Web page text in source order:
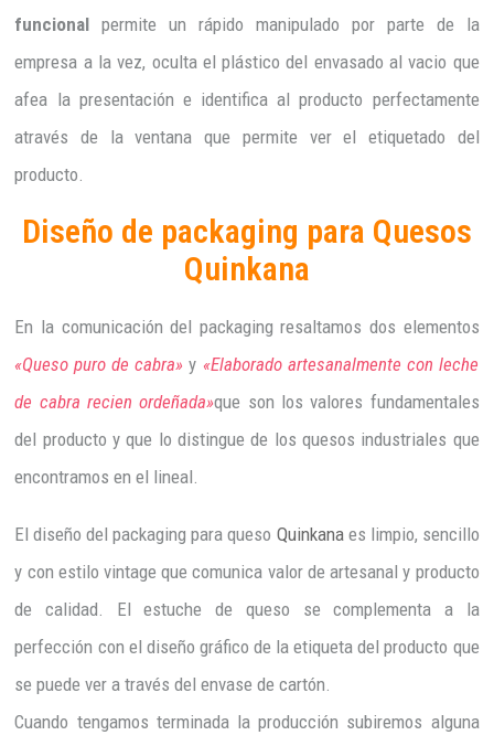
funcional permite un rápido manipulado por parte de la
empresa a la vez, oculta el plástico del envasado al vacio que
afea la presentación e identifica al producto perfectamente
através de la ventana que permite ver el etiquetado del
producto.
Diseño de packaging para Quesos
Quinkana
En la comunicación del packaging resaltamos dos elementos
«Queso puro de cabra» y «Elaborado artesanalmente con leche
de cabra recien ordeñada»que son los valores fundamentales
del producto y que lo distingue de los quesos industriales que
encontramos en el lineal.
El diseño del packaging para queso Quinkanaes limpio, sencillo
y con estilo vintage que comunica valor de artesanal y producto
de calidad. El estuche de queso se complementa a la
perfección con el diseño gráfico de la etiqueta del producto que
se puede ver a través del envase de cartón.
Cuando tengamos terminada la producción subiremos alguna